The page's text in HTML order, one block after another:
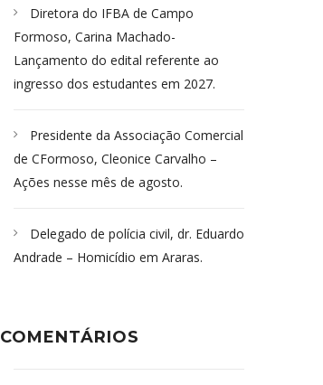
Diretora do IFBA de Campo
Formoso, Carina Machado-
Lançamento do edital referente ao
ingresso dos estudantes em 2027.
Presidente da Associação Comercial
de CFormoso, Cleonice Carvalho –
Ações nesse mês de agosto.
Delegado de polícia civil, dr. Eduardo
Andrade – Homicídio em Araras.
COMENTÁRIOS